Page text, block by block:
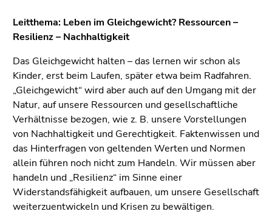
9)
Leitthema: Leben im Gleichgewicht? Ressourcen –
Resilienz – Nachhaltigkeit
Das Gleichgewicht halten – das lernen wir schon als
Kinder, erst beim Laufen, später etwa beim Radfahren.
„Gleichgewicht“ wird aber auch auf den Umgang mit der
Natur, auf unsere Ressourcen und gesellschaftliche
Verhältnisse bezogen, wie z. B. unsere Vorstellungen
von Nachhaltigkeit und Gerechtigkeit. Faktenwissen und
das Hinterfragen von geltenden Werten und Normen
allein führen noch nicht zum Handeln. Wir müssen aber
handeln und „Resilienz“ im Sinne einer
Widerstandsfähigkeit aufbauen, um unsere Gesellschaft
weiterzuentwickeln und Krisen zu bewältigen.